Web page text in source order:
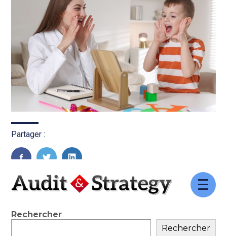
Aller
Partager :
Blog
Rechercher
Rechercher